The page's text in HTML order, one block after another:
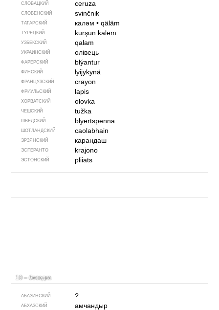
СЛОВАЦКИЙ ceruza
СЛОВЕНСКИЙ svinčnik
ТАТАРСКИЙ каләм• qäläm
ТУРЕЦКИЙ kurşun kalem
УЗБЕКСКИЙ qalam
УКРАИНСКИЙ олівець
ФАРЕРСКИЙ blýantur
ФИНСКИЙ lyijykynä
ФРАНЦУЗСКИЙ crayon
ФРИУЛЬСКИЙ lapis
ХОРВАТСКИЙ olovka
ЧЕШСКИЙ tužka
ШВЕДСКИЙ blyertspenna
ШОТЛАНДСКИЙ caolabhain
ЭРЗЯНСКИЙ карандаш
ЭСПЕРАНТО krajono
ЭСТОНСКИЙ pliiats
10 – беседка
АБАЗИНСКИЙ ?
АБХАЗСКИЙ амчандыр